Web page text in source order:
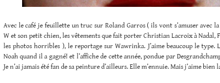
Avec le café je feuillette un truc sur Roland Garros ( ils vont s’amuser avec
W et son petit chien, les vêtements que fait porter Christian Lacroix à Nadal,
les photos horribles ), le reportage sur Wawrinka. J’aime beaucoup le type.
Noah quand il a gagné! et l’affiche de cette année, pondue par
Je n’ai jamais été fan de sa peinture d’ailleurs. Elle m’ennuie. Mais j’aime bien